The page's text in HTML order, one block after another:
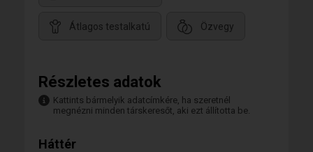
Átlagos testalkatú Özvegy
Részletes adatok
Kattints bármelyik adatcímkére, ha szeretnél
megnézni minden társkeresőt, aki ezt állította be.
Háttér